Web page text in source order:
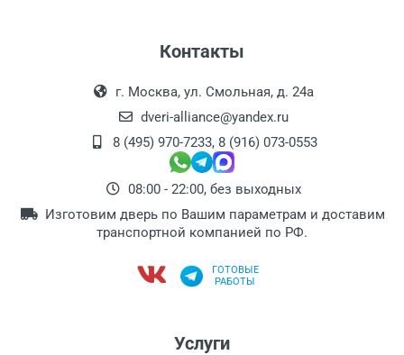
Контакты
г. Москва, ул. Смольная, д. 24а
dveri-alliance@yandex.ru
8 (495) 970-7233, 8 (916) 073-0553
08:00 - 22:00, без выходных
Изготовим дверь по Вашим параметрам и доставим
транспортной компанией по РФ.
ГОТОВЫЕ
РАБОТЫ
Услуги